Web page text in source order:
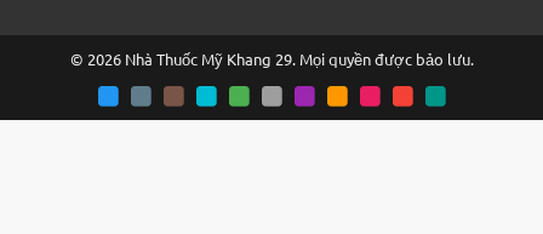
© 2026 Nhà Thuốc Mỹ Khang 29. Mọi quyền được bảo lưu.